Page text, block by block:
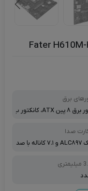
برق
کانکتور برق ۸ پین ATX، کانکتور ب
صدا
ریل‌تک ALC۸۹۷ و ۷.۱ کاناله با صد